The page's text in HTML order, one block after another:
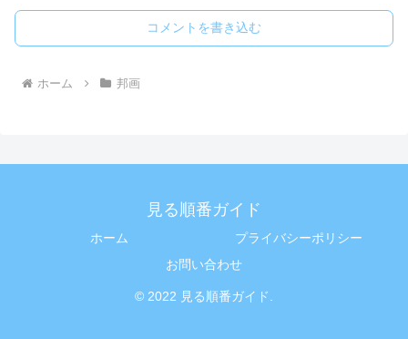
コメントを書き込む
ホーム 邦画
見る順番ガイド
ホーム
プライバシーポリシー
お問い合わせ
© 2022 見る順番ガイド.